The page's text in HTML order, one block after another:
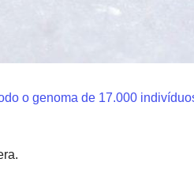
o genoma de 17.000